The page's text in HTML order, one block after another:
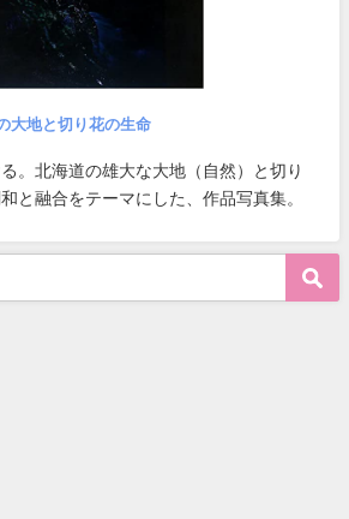
大地と切り花の生命
。北海道の雄大な大地（自然）と切り
と融合をテーマにした、作品写真集。